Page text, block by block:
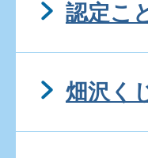
認定こ
畑沢く